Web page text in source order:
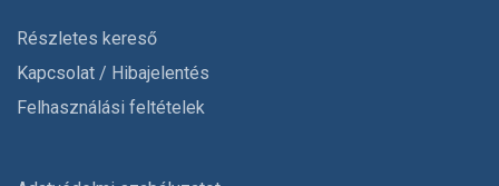
Részletes kereső
Kapcsolat / Hibajelentés
Felhasználási feltételek